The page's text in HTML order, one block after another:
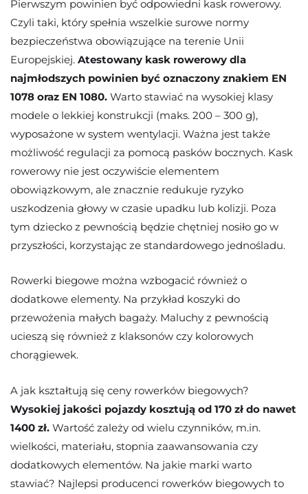
Pierwszym powinien być odpowiedni kask rowerowy.
Czyli taki, który spełnia wszelkie surowe normy
bezpieczeństwa obowiązujące na terenie Unii
Europejskiej. Atestowany kask rowerowy dla
najmłodszych powinien być oznaczony znakiem EN
1078 oraz EN 1080. Warto stawiać na wysokiej klasy
modele o lekkiej konstrukcji (maks. 200 – 300 g),
wyposażone w system wentylacji. Ważna jest także
możliwość regulacji za pomocą pasków bocznych. Kask
rowerowy nie jest oczywiście elementem
obowiązkowym, ale znacznie redukuje ryzyko
uszkodzenia głowy w czasie upadku lub kolizji. Poza
tym dziecko z pewnością będzie chętniej nosiło go w
przyszłości, korzystając ze standardowego jednośladu.
Rowerki biegowe można wzbogacić również o
dodatkowe elementy. Na przykład koszyki do
przewożenia małych bagaży. Maluchy z pewnością
ucieszą się również z klaksonów czy kolorowych
chorągiewek.
A jak kształtują się ceny rowerków biegowych?
Wysokiej jakości pojazdy kosztują od 170 zł do nawet
1400 zł. Wartość zależy od wielu czynników, m.in.
wielkości, materiału, stopnia zaawansowania czy
dodatkowych elementów. Na jakie marki warto
stawiać? Najlepsi producenci rowerków biegowych to